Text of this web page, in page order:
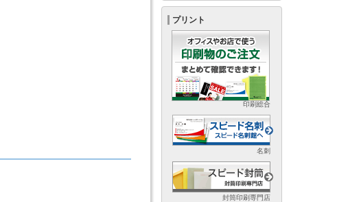
プリント
印刷総合
名刺
封筒印刷専門店